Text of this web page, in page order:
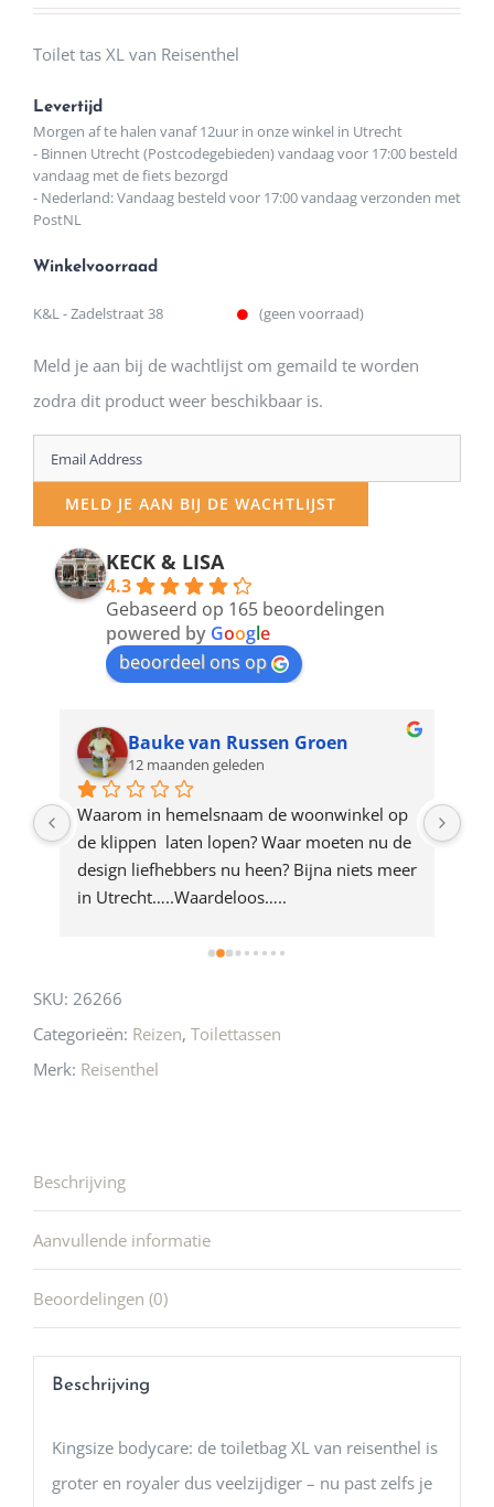
Toilet tas XL van Reisenthel
Levertijd
Morgen af te halen vanaf 12uur in onze winkel in Utrecht
- Binnen Utrecht (Postcodegebieden) vandaag voor 17:00 besteld
vandaag met de fiets bezorgd
- Nederland: Vandaag besteld voor 17:00 vandaag verzonden met
PostNL
Winkelvoorraad
K&L - Zadelstraat 38 (geen voorraad)
Meld je aan bij de wachtlijst om gemaild te worden
zodra dit product weer beschikbaar is.
Enter
your
email
address
product
MELD JE AAN BIJ DE WACHTLIJST
KECK & LISA
4.3
Gebaseerd op 165 beoordelingen
powered by Google
beoordeel ons op
Bauke van Russen Groen
12 maanden geleden
Waarom in hemelsnaam de woonwinkel op
de klippen  laten lopen? Waar moeten nu de
design liefhebbers nu heen? Bijna niets meer
in Utrecht…..Waardeloos…..
SKU: 26266
Categorieën: Reizen, Toilettassen
Merk: Reisenthel
Beschrijving
Aanvullende informatie
Beoordelingen (0)
Beschrijving
Kingsize bodycare: de toiletbag XL van reisenthel is
groter en royaler dus veelzijdiger – nu past zelfs je